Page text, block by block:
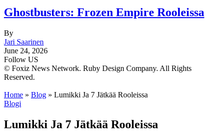
Ghostbusters: Frozen Empire Rooleissa
By
Jari Saarinen
June 24, 2026
Follow US
© Foxiz News Network. Ruby Design Company. All Rights
Reserved.
Home » Blog » Lumikki Ja 7 Jätkää Rooleissa
Blogi
Lumikki Ja 7 Jätkää Rooleissa